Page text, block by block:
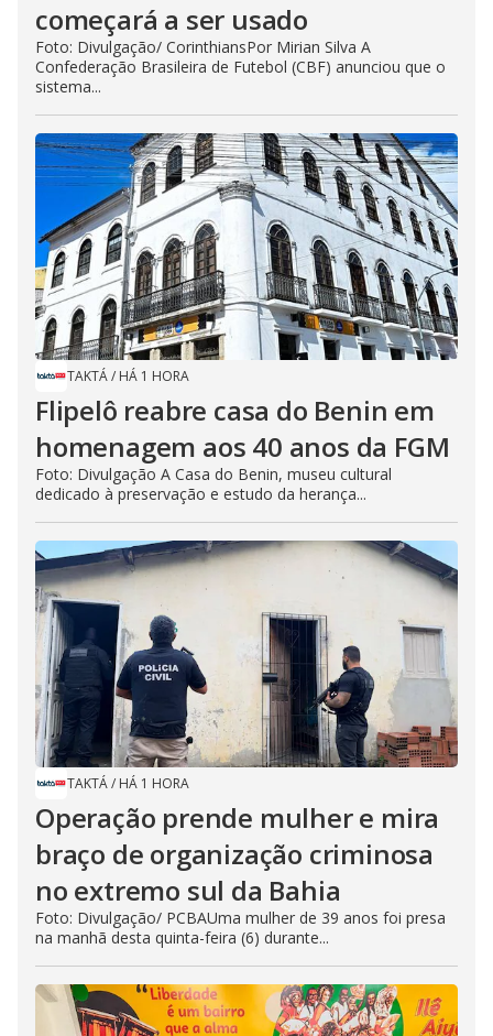
começará a ser usado
Foto: Divulgação/ CorinthiansPor Mirian Silva A
Confederação Brasileira de Futebol (CBF) anunciou que o
sistema...
TAKTÁ/ HÁ 1 HORA
Flipelô reabre casa do Benin em
homenagem aos 40 anos da FGM
Foto: Divulgação A Casa do Benin, museu cultural
dedicado à preservação e estudo da herança...
TAKTÁ/ HÁ 1 HORA
Operação prende mulher e mira
braço de organização criminosa
no extremo sul da Bahia
Foto: Divulgação/ PCBAUma mulher de 39 anos foi presa
na manhã desta quinta-feira (6) durante...